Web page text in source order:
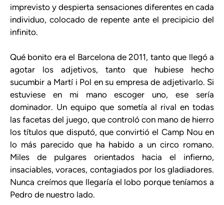
imprevisto y despierta sensaciones diferentes en cada
individuo, colocado de repente ante el precipicio del
infinito.
Qué bonito era el Barcelona de 2011, tanto que llegó a
agotar los adjetivos, tanto que hubiese hecho
sucumbir a Martí i Pol en su empresa de adjetivarlo. Si
estuviese en mi mano escoger uno, ese sería
dominador. Un equipo que sometía al rival en todas
las facetas del juego, que controló con mano de hierro
los títulos que disputó, que convirtió el Camp Nou en
lo más parecido que ha habido a un circo romano.
Miles de pulgares orientados hacia el infierno,
insaciables, voraces, contagiados por los gladiadores.
Nunca creímos que llegaría el lobo porque teníamos a
Pedro de nuestro lado.